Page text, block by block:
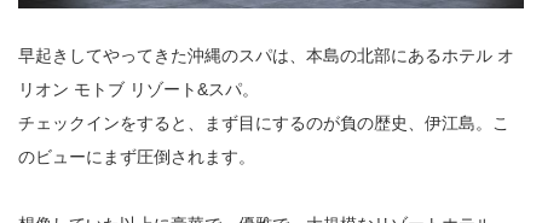
早起きしてやってきた沖縄のスパは、本島の北部にあるホテル オ
リオン モトブ リゾート&スパ。
チェックインをすると、まず目にするのが負の歴史、伊江島。こ
のビューにまず圧倒されます。